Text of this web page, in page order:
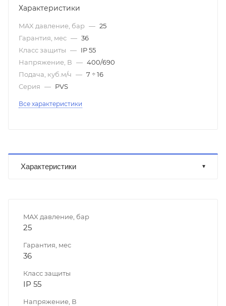
Характеристики
MAX давление, бар — 25
Гарантия, мес — 36
Класс защиты — IP 55
Напряжение, В — 400/690
Подача, куб.м/ч — 7 ÷ 16
Серия — PVS
Все характеристики
Характеристики
MAX давление, бар
25
Гарантия, мес
36
Класс защиты
IP 55
Напряжение, В